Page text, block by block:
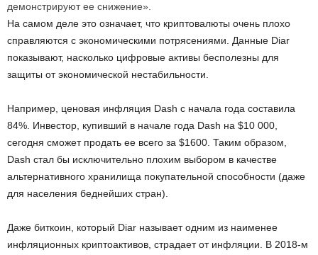
демонстрируют ее снижение».
На самом деле это означает, что криптовалюты очень плохо
справляются с экономическими потрясениями. Данные Diar
показывают, насколько цифровые активы бесполезны для
защиты от экономической нестабильности.
Например, ценовая инфляция Dash с начала года составила
84%. Инвестор, купивший в начале года Dash на $10 000,
сегодня сможет продать ее всего за $1600. Таким образом,
Dash стал бы исключительно плохим выбором в качестве
альтернативного хранилища покупательной способности (даже
для населения беднейших стран).
Даже биткоин, который Diar называет одним из наименее
инфляционных криптоактивов, страдает от инфляции. В 2018-м